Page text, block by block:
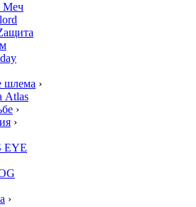
Меч
шлема ›
Atlas
›
›
EYE
›